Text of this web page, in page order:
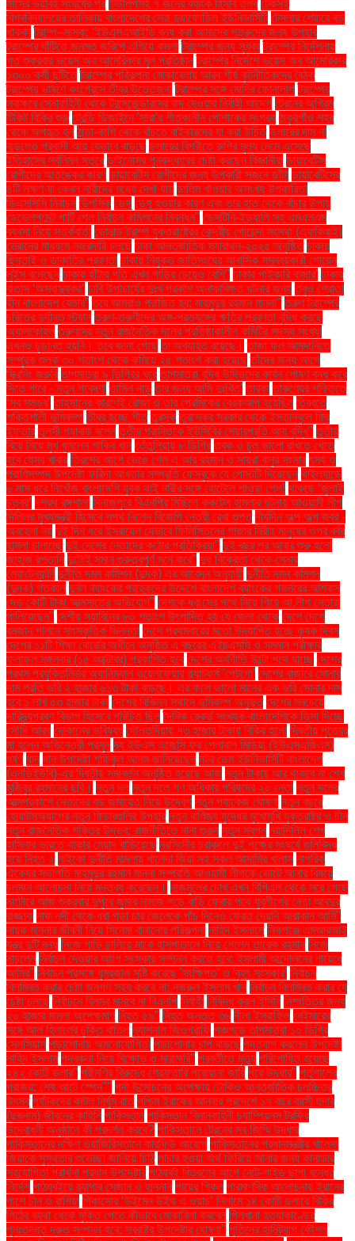
মাসের ভয়াবহ সংঘর্ষের পর টিউলিপসহ ৭ জনের ব্যাংক হিসাব তলব টেকসই
বিশ্ববিদ্যালয়ের তালিকায় বাংলাদেশের সেরা ড্যাফোডিল ইউনিভার্সিটি টেসলার শেয়ারে বড়
ধাক্কা ট্রাম্প–মাস্ক: ‘ইউএসএআইডি বন্ধ করা আমাদের শত্রুদের জন্য উপহার
ট্রাম্পের ঘাঁটিতে জনমত জরিপে এগিয়ে কমলা ট্রাম্পের জন্য সুখবর ট্রাম্পের নির্দেশনায়
গত শুক্রবার ভয়েস অব আমেরিকার মূল প্রতিষ্ঠান ট্রাম্পের নির্দেশে ভয়েস অব আমেরিকার
১৩০০ কর্মী ছুটিতে ট্রাম্পের পরিকল্পনা মোকাবেলায় আরব শীর্ষ কূটনীতিকদের বৈঠক
ট্রাম্পের ভাষণে কংগ্রেসে তীব্র উত্তেজনা ট্রাম্পের সঙ্গে মোদির ফোনালাপ ট্রাম্পের
স্বাক্ষরে সেনাবাহিনী থেকে ট্রান্সজেন্ডারদের বাদ দেওয়ার নির্বাহী আদেশ ট্রেনের অগ্রিম
টিকিট বিক্রি শুরু ট্রেন্ডি ডিজাইনে 'সারা'র শীতকালীন পোশাকের সংগ্রহ ঠাকুরগাঁও শহর
থেকে অপহৃত হন ঠান্ডা-কাশি থেকে বাঁচতে বাইকারদের যা করা উচিত ডলারের দাম না
বাড়লেও প্রবাসী আয় যেভাবে বাড়ছে ডলারের বিপরীতে রুপির মূল্য নেমে এসেছে
ইতিহাসের সর্বনিম্ন স্তরে ডাইনোসর পুনরুদ্ধারের চেষ্টা করছেন বিজ্ঞানীরা ডায়াবেটিস
রোগীদের আতঙ্কের কারণ ডায়াবেটিস রোগীদের জন্য উপকারী সজনে ডাঁটা ডায়াবেটিসের
৪টি লক্ষণ যা কেবল নারীদের মধ্যে দেখা যায় ডালিম খাওয়ার অসংখ্য উপকারিতা
ডিএসসিসি নির্বাচন ডিপসিক ডেঙ্গু ডেঙ্গু হওয়ার কারণ এবং তার হাত থেকে বাঁচার উপায়
ডেভেলপমেন্ট পার্টি পেল নির্বাচন কমিশনের নিবন্ধন" ডেসটিনি-ইভ্যালি সহ এমএলএম
ব্যবসা নিয়ে সতর্কবার্তা ডোনাল্ড ট্রাম্প যুক্তরাষ্ট্রের কেন্দ্রীয় গোয়েন্দা সংস্থা (এফবিআই)
ড্রোনের মাধ্যমে নজরদারি চলছে ঢাকা আন্তর্জাতিক ম্যারাথন-২০২৫ অনুষ্ঠিত ঢাকায়
ছিনতাই ও ডাকাতির প্রবণতা ঢাকায় নিযুক্ত জাতিসংঘের আবাসিক সমন্বয়কারী গোয়েন
লুইস বলেছেন ঢাকায় হাঁটার গতি এখন গাড়ির চেয়েও বেশি'' ঢাকার পাইকারি বাজার' ঢাকার
বাতাস ‘অস্বাস্থ্যকর’ ঢাবি উপাচার্যের দুঃখ প্রকাশ অনাকাঙ্ক্ষিত ঘটনার জন্য তবুও শ্রোতা
হীন বাংলাদেশ বেতার” তবে আমরাও পরাজিত হব: মাহমুদুর রহমান মান্না" তরুণ ট্রাম্পের
চরিত্রে দুর্দান্ত স্ট্যান তরুণ-তরুণীদের অঙ্গ-প্রত্যঙ্গের ক্ষতির প্রবণতা বৃদ্ধি করছে
অ্যালকোহল তরুণদের নতুন রাজনৈতিক দলের প্রতিষ্ঠাকালীন কমিটির সদস্য সংখ্যা
এখনও চূড়ান্ত হয়নি। তবে জানা গেছে তা অব্যাহত রয়েছে। তাজা ফল আমদানিতে
সম্পূরক শুল্ক ৩০ শতাংশ থেকে কমিয়ে ২৫ শতাংশ করা হয়েছে তাঁদের জন্য আগে
স্ক্রিনিং জরুরি তাপমাত্রা ৯ ডিগ্রির ঘরে তাপমাত্রা বৃদ্ধি উদ্ভিদের কার্বন শোষণ বন্ধ করে
দিতে পারে - নতুন গবেষণা তামিল নাড়ু তার জন্য আমি দুঃখিত' তারকা তারুণ্যের শক্তিতে
‘সব সম্ভব’ তাহসানের কারণেই রোজা ও তার প্রেমিকের ব্রেকআপ হয়েছিল তিব্বতে
শক্তিশালী ভূমিকম্প তীব্র হচ্ছে শীত তুরস্ক তুরস্কের সরকার থেকে ইস্তানবুলে ফ্রি
ইফতার তুলসী গ্যাবার্ড বলেন তৃতীয় প্রান্তিকে ইউসিবির শেয়ারপ্রতি আয় বৃদ্ধি" তৃতীয়
বিয়ে নিয়ে মুখ খুললেন শাকিব খান তেঁতুলিয়ায় ৮ ডিগ্রি ত্বক ও চুল ভালো রাখতে খেতে
হবে যেসব খাবার ত্রিশের আগে ভেঙে গেল এ আর রহমান ও সায়রা বানুর সংসার ৎস্য ও
প্রাণিসম্পদ উপদেষ্টা ফরিদা আখতার সম্প্রতি ফেসবুকে যে পোস্টটি দিয়েছেন থাইল্যান্ডে
৬ মাস ধরে নিখোঁজ বাংলাদেশি যুবক থাই নারীর সঙ্গে হোটেলে পাওয়া গেল! থাকছে ‘জুলাই
চত্বর’ দশরথ রঙ্গশালা দিনাজপুরে বিএনপির মিছিলে ককটেল হামলার ঘটনায় আওয়ামী লীগ
দিল্লির মুখ্যমন্ত্রী হিসেবে শপথ নিলেন বিজেপি নেত্রী রেখা গুপ্ত দীর্ঘদিন অল্প অল্প জ্বর -
অবহেলা নয় দুই দিন ধরে ইসরায়েল যেভাবে ফিলিস্তিনের গাজার নিরীহ মানুষের ওপর বর্বর
হামলা চালাচ্ছে দুই দেশের নেতাদের কঠোর প্রতিক্রিয়া" দুই বছর পর আবার শুরু হলো
জাহাজ রপ্তানি দুটোই সমান গুরুত্বপূর্ণ মনে করে" দুধ বিক্রেতা থেকে সেনার
লেফটেন্যান্ট! দুর্নীতি দমন কমিশন (দুদক) এর আবেদন অনুযায়ী দুর্নীতি দমন কমিশন
(দুদক) গতকাল দুর্বল ব্যাংকের গ্রাহকদের উদ্দেশে বাংলাদেশ ব্যাংকের গভর্নরের আশ্বাস
দেড় কোটি টাকা আত্মসাতের অভিযোগ" দেশকে ধ্বংসের পথে নিয়ে গিয়ে আ.লীগ নেতারা
পালিয়েছেন" দেশীয় সয়াবিনের ৮০ শতাংশ উৎপাদিত হয় যে জেলা থেকে দেশে দেশে
রমজান পালনে সাংস্কৃতিক ভিন্নতা দেশে প্রথমবারের মতো উদযাপিত হচ্ছে কৃষক দিবস
দেশের ১১টি শিক্ষা বোর্ডের অধীনে অনুষ্ঠিত এ বছরের এইচএসসি ও সমমান পরীক্ষার
ফলাফল মঙ্গলবার (১৫ অক্টোবর) প্রকাশিত হবে দেশের অর্থনীতি উল্টো পথে যাচ্ছে দেশের
প্রথম প্রযুক্তিনির্ভর অ্যানিম্যাল ওয়েলফেয়ার প্ল্যাটফর্ম 'পেটগো' দেশের বাজারে সোনার
দাম প্রতি ভরি ২ হাজার ৬১৩ টাকা বাড়ছে। এর ফলে ভালো মানের এক ভরি সোনার দাম
হবে ১ লাখ ৫৩ হাজার টাকা দেশের বিভিন্ন স্থানে ভূমিকম্প অনুভূত দেশের সবচেয়ে
দারিদ্র্যপ্রবণ বিভাগ হিসেবে পরিচিত ছিল দৈনিক রেকর্ড সংখ্যক বাংলাদেশিকে ভিসা দিচ্ছে
সৌদি আরব দোকানের ভবিষ্যৎ দৌলতদিয়ায় ৭৩ হাজার টাকায় বিক্রি হলো দ্বিতীয় পুত্রের
মা হলেন অভিনেত্রী প্রসূন দ্য ইউএস এজেন্সি ফর গ্লোবাল মিডিয়া (ইউএসএজিএম)
ধর্ষণ ধান ধান উপদেষ্টা শফিকুল আলম জানিয়েছেন নটর ডেম ইউনিভার্সিটি বাংলাদেশ
(এনডিইউবি)-এর দ্বিতীয় সমাবর্তন অনুষ্ঠিত হয়েছে আজ নতুন টাকায় আর থাকবে না শেখ
মুজিবুর রহমানের ছবি। নতুন দল নতুন দলে গণ অধিকার পরিষদের ২০ নেতা নতুন দলের
আত্মপ্রকাশে নেতাদের বড় জমায়েত নিয়ে উদ্বেগ নতুন প্যাকেজ ঘোষণা নতুন বছরে
হোয়াটসঅ্যাপের নতুন ফিচারগুলির উপহার নতুন বাণিজ্য যুদ্ধের মুখোমুখি যুক্তরাষ্ট্র ও চীন
নতুন রাজনৈতিক শক্তির উদ্ভব: রাজনীতিতে নানা গুঞ্জন নতুন স্বপ্ন নয়াদিল্লি শেখ
হাসিনার ভারতে থাকার মেয়াদ বাড়িয়েছে নরসিংদীর চরাঞ্চলে দুই পক্ষের সংঘর্ষে গুলিবিদ্ধ
হয়ে নিহত ২ নাইকো দুর্নীতি মামলায় খালেদা জিয়া সহ সকল আসামির খালাস নাগরিক
ঐক্যের সভাপতি মাহমুদুর রহমান মান্না সম্প্রতি আওয়ামী লীগকে ভোটে আনার বিষয়ে
চলমান আলোচনা নিয়ে মন্তব্য করেছেন। নাজমুলের চোখ এখন বিপিএল থেকে সরে গেছে
নাটোরে আজ শুক্রবার দুপুরে জুমার নামাজ পড়ে বাড়ি ফেরার পথে যুবলীগের নেতা আবদুর
রাজ্জাক নাফ নদী থেকে ধরা পড়া চার জেলেকে পাঁচ দিনেও ফেরত দেয়নি আরাকান আর্মি"
নায়ক মান্নার জীবনী নিয়ে সিনেমা বানানোর পরিকল্পনা নাহিদ ইসলামে নিকগঞ্জে এমআরআই
যন্ত্র দুটি বন্ধ নিজে গাড়ি চালিয়ে মাকে হাসপাতালে নিয়ে গেলেন তারেক রহমান নিজে
নাচলেন নির্বাচন দেওয়ার আগে সংস্কার সম্পন্ন করতে হবে: ইসলামী আন্দোলনের নায়েবে
আমির" নির্বাচন প্রসঙ্গে ধূম্রজাল সৃষ্টি করেছে 'সংক্ষিপ্ত' ও 'বৃহৎ সংস্কার' নির্বাচন
বিলম্বিত করার চেষ্টা জনগণ সহ্য করবে না: নজরুল ইসলাম খান নির্বাচন বিলম্বিত করার যে
চেষ্টা চলছে নির্বাচনে বিলম্ব মানবে না বিএনপি নির্বাহী নিষিদ্ধ করল ইসিবি নিষ্পত্তির জন্য
২০ হাজার মামলা অপেক্ষমাণ নিহত ৫৯" নিহত অন্তত ৩৬ নীলা ইসরাফিল নেইমারের
সঙ্গে আল হিলালের চুক্তি বাতিল ন্যাশনাল জিওগ্রাফি পঞ্চগড়ে তাপমাত্রা ১০ ডিগ্রি
সেলসিয়াস পড়াশোনায় অমনোযোগিতা পড়াশোনার চাপ বাড়ছে পদত্যাগ করলেন উপদেষ্টা
নাহিদ ইসলাম পদবঞ্চনা নিয়ে বিক্ষোভ ও মারামারি" পরবর্তীতে মৃত্যু পরিশোধিত হয়েছে
২৪২ কোটি ডলার" পরীমণির বিরুদ্ধে গ্রেফতারি পরোয়ানা জারি পরে উদ্ধার" পর্তুগালের
পরাজয়; শেষ আটে স্পেন"" পর্দা উন্মোচনের অপেক্ষায় টোকিও আন্তর্জাতিক চলচ্চিত্র
উৎসব পর্যটকদের কাটল নির্ঘুম রাত পশ্চিম ইরাকের আনবার প্রদেশে ১৭ বছর বয়সী হুদার
(ছদ্মনাম) জীবনের কাহিনি পাকিস্তান পাকিস্তান বিমানবাহিনী চ্যাম্পিয়নস ট্রফির
উদ্বোধনী অনুষ্ঠানে কী প্রদর্শন করবে? পাকিস্তানে ট্রেনের সব জিম্মি উদ্ধার
পাকিস্তানের দক্ষিণ ওয়াজিরিস্তানে কারফিউ আরোপ পাকিস্তানের প্রধানমন্ত্রীর খালেদা
জিয়াকে সুস্থতার শুভেচ্ছা জানিয়ে চিঠি পাচার হওয়া অর্থ ফিরিয়ে আনার জন্য কানাডার
সহযোগিতা প্রার্থনা প্রধান উপদেষ্টার পাঠ্যবই বিতরণের আগে নোট-গাইড ছাপা বন্ধের
নির্দেশ পাঠ্যবইয়ে র‍্যাপার সেজান ও হান্নান পায়ের শিকল পারমাণবিক আলোচনায় ইরানের
পাশে চীন ও রাশিয়া পিকাসোর ‘উইমেন উইথ এ ওয়াচ’ নিলামে ১৪ কোটি ডলারে বিক্রি
পিঠের ব্যথা থেকে মুক্তি পেতে কীভাবে মোকাবিলা করবেন পিলখানা হত্যাকাণ্ডের
পুনঃতদন্ত দ্রুত সম্পন্ন হবে: স্বরাষ্ট্র উপদেষ্টার ঘোষণা" পুতিনের হানিট্র্যাপ কৌশল